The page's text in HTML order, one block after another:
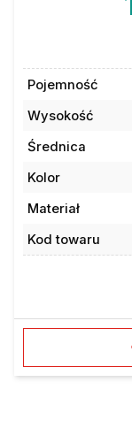
Pojemność
Wysokość
Średnica
Kolor
Materiał
Kod towaru